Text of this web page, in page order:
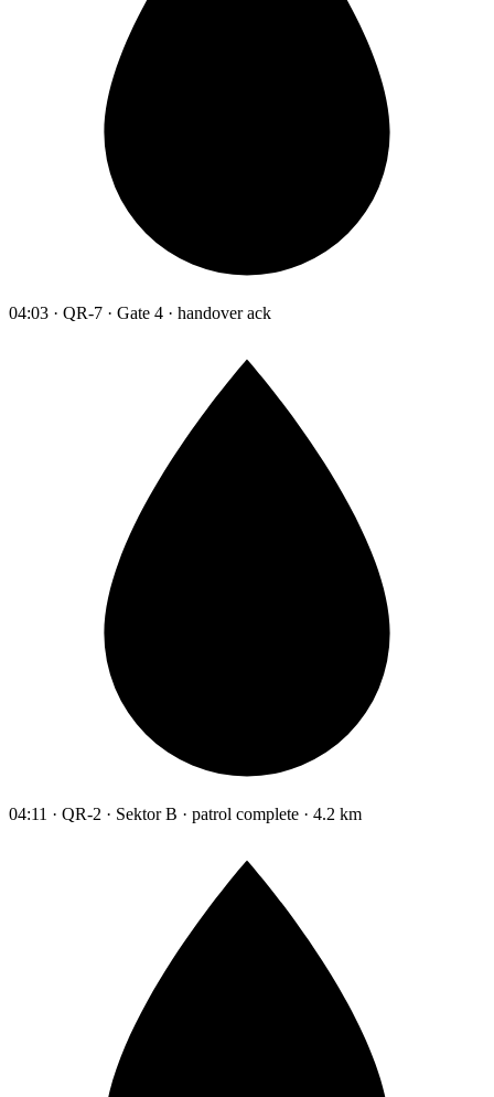
04:03 · QR-7 · Gate 4 · handover ack
04:11 · QR-2 · Sektor B · patrol complete · 4.2 km